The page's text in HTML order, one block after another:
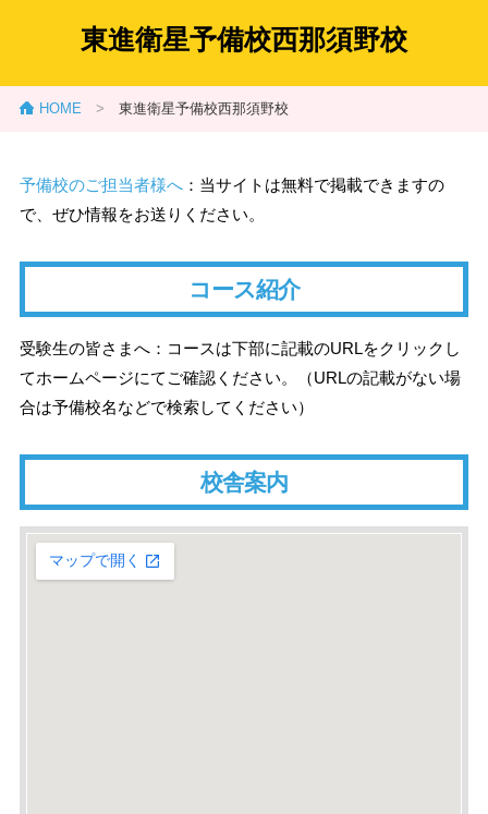
東進衛星予備校西那須野校
HOME > 東進衛星予備校西那須野校
予備校のご担当者様へ：当サイトは無料で掲載できますの
で、ぜひ情報をお送りください。
コース紹介
受験生の皆さまへ：コースは下部に記載のURLをクリックし
てホームページにてご確認ください。（URLの記載がない場
合は予備校名などで検索してください）
校舎案内